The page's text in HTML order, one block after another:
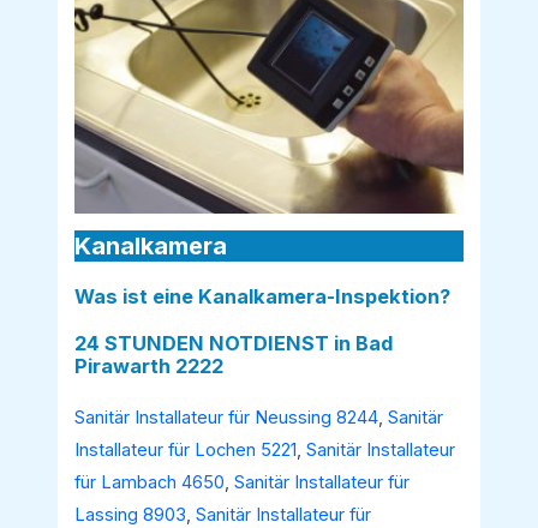
Kanalkamera
Was ist eine Kanalkamera-Inspektion?
24 STUNDEN NOTDIENST in Bad
Pirawarth 2222
Sanitär Installateur für Neussing 8244,Sanitär
Installateur für Lochen 5221,Sanitär Installateur
für Lambach 4650,Sanitär Installateur für
Lassing 8903,Sanitär Installateur für